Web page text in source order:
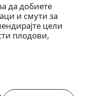
да добиете
и смути за
цели
плодови,